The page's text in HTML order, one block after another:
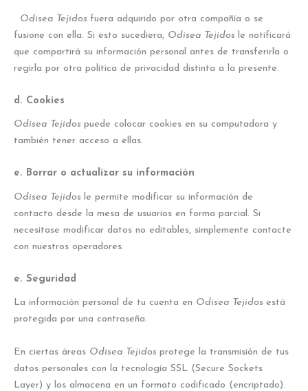
Odisea Tejidos fuera adquirido por otra compañía o se
fusione con ella. Si esto sucediera, Odisea Tejidos le notificará
que compartirá su información personal antes de transferirla o
regirla por otra política de privacidad distinta a la presente.
d. Cookies
Odisea Tejidos puede colocar cookies en su computadora y
también tener acceso a ellas.
e. Borrar o actualizar su información
Odisea Tejidos le permite modificar su información de
contacto desde la mesa de usuarios en forma parcial. Si
necesitase modificar datos no editables, simplemente contacte
con nuestros operadores.
e. Seguridad
La información personal de tu cuenta en Odisea Tejidos está
protegida por una contraseña.
En ciertas áreas Odisea Tejidos protege la transmisión de tus
datos personales con la tecnología SSL (Secure Sockets
Layer) y los almacena en un formato codificado (encriptado).